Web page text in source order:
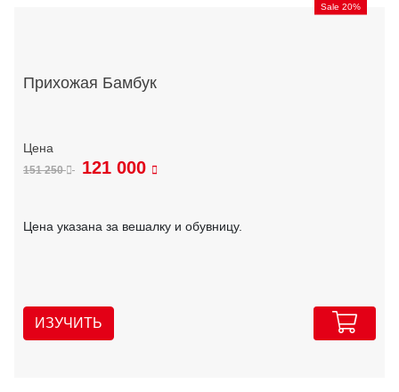
Sale 20%
Прихожая Бамбук
151 250 121 000
Цена указана за вешалку и обувницу.
ИЗУЧИТЬ